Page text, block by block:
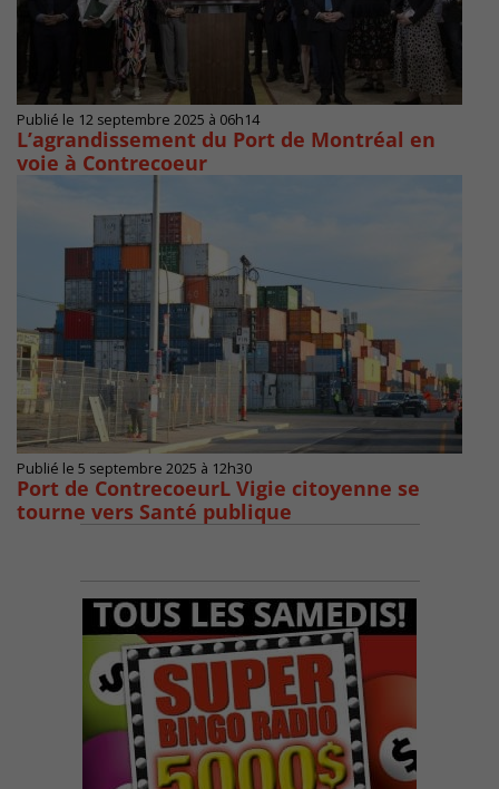
Publié le 12 septembre 2025 à 06h14
L’agrandissement du Port de Montréal en
voie à Contrecoeur
Publié le 5 septembre 2025 à 12h30
Port de ContrecoeurL Vigie citoyenne se
tourne vers Santé publique